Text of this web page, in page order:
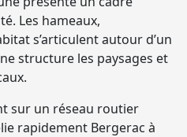
Les hameaux,
s’articulent autour d’un
structure les paysages et
sur un réseau routier
rapidement Bergerac à